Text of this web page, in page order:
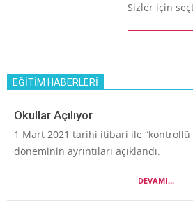
Sizler için
EĞİTİM HABERLERİ
Okullar Açılıyor
1 Mart 2021 tarihi itibari ile “kontrollü
döneminin ayrıntıları açıklandı.
DEVAMI...